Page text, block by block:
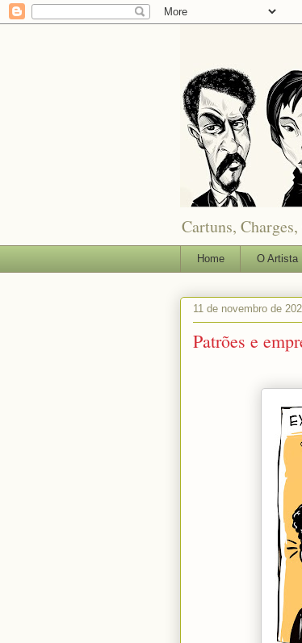
Cartuns,
Home O Artista
11 de novembro de
Patrões e